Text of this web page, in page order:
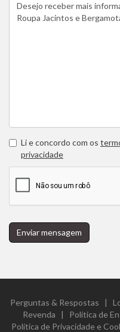
Li e concordo com os
privacidade
Enviar mensagem
Perguntas & Respostas |
Revenda | Política de
Política de Privacidade e